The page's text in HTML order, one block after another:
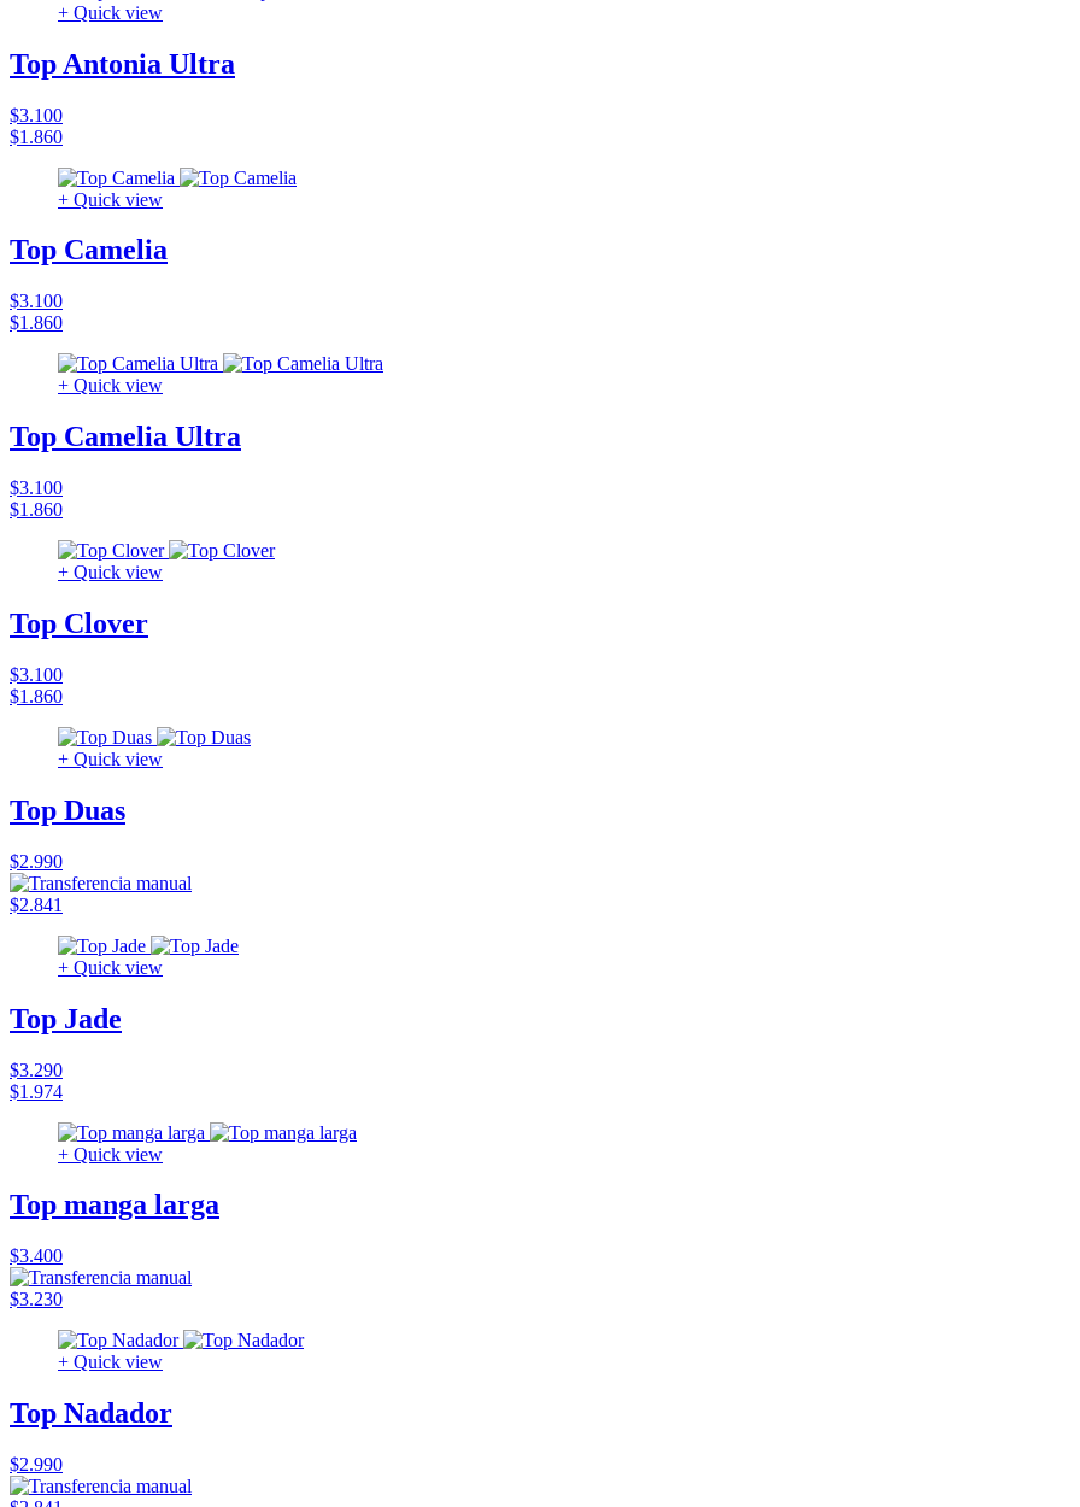
+ Quick view
Top Antonia Ultra
$3.100
$1.860
+ Quick view
Top Camelia
$3.100
$1.860
+ Quick view
Top Camelia Ultra
$3.100
$1.860
+ Quick view
Top Clover
$3.100
$1.860
+ Quick view
Top Duas
$2.990
$2.841
+ Quick view
Top Jade
$3.290
$1.974
+ Quick view
Top manga larga
$3.400
$3.230
+ Quick view
Top Nadador
$2.990